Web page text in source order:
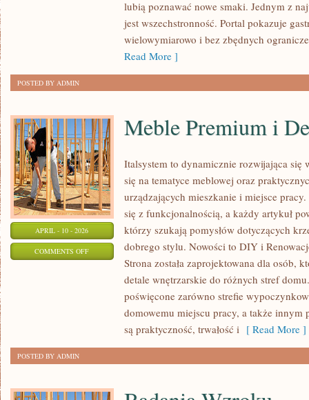
lubią poznawać nowe smaki. Jednym z
jest wszechstronność. Portal pokazuje
wielowymiarowo i bez zbędnych
Read More ]
POSTED BY ADMIN
APRIL - 10 - 2026
COMMENTS OFFON
DESIGNERSKIE
Meble Premium i
Italsystem to dynamicznie rozwijająca
się na tematyce meblowej oraz
urządzających mieszkanie i miejsce
się z funkcjonalnością, a każdy artykuł
którzy szukają pomysłów dotyczących
dobrego stylu. Nowości to DIY i
Strona została zaprojektowana dla osób,
detale wnętrzarskie do różnych stref
poświęcone zarówno strefie
domowemu miejscu pracy, a także innym
są praktyczność, trwałość i [ Read More ]
POSTED BY ADMIN